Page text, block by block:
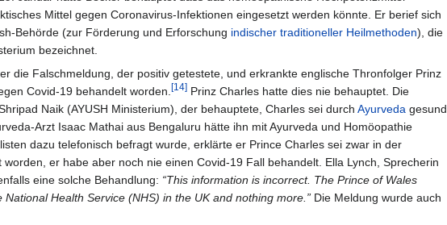
Mittel gegen Coronavirus-Infektionen eingesetzt werden könnte. Er berief sich
Behörde (zur Förderung und Erforschung indischer traditioneller Heilmethoden), die
bezeichnet.
die Falschmeldung, der positiv getestete, und erkrankte englische Thronfolger Prinz
Covid-19 behandelt worden. [14] Prinz Charles hatte dies nie behauptet. Die
Naik (AYUSH Ministerium), der behauptete, Charles sei durch Ayurveda gesund
Arzt Isaac Mathai aus Bengaluru hätte ihn mit Ayurveda und Homöopathie
dazu telefonisch befragt wurde, erklärte er Prince Charles sei zwar in der
er habe aber noch nie einen Covid-19 Fall behandelt. Ella Lynch, Sprecherin
eine solche Behandlung: “This information is incorrect. The Prince of Wales
Health Service (NHS) in the UK and nothing more.” Die Meldung wurde auch